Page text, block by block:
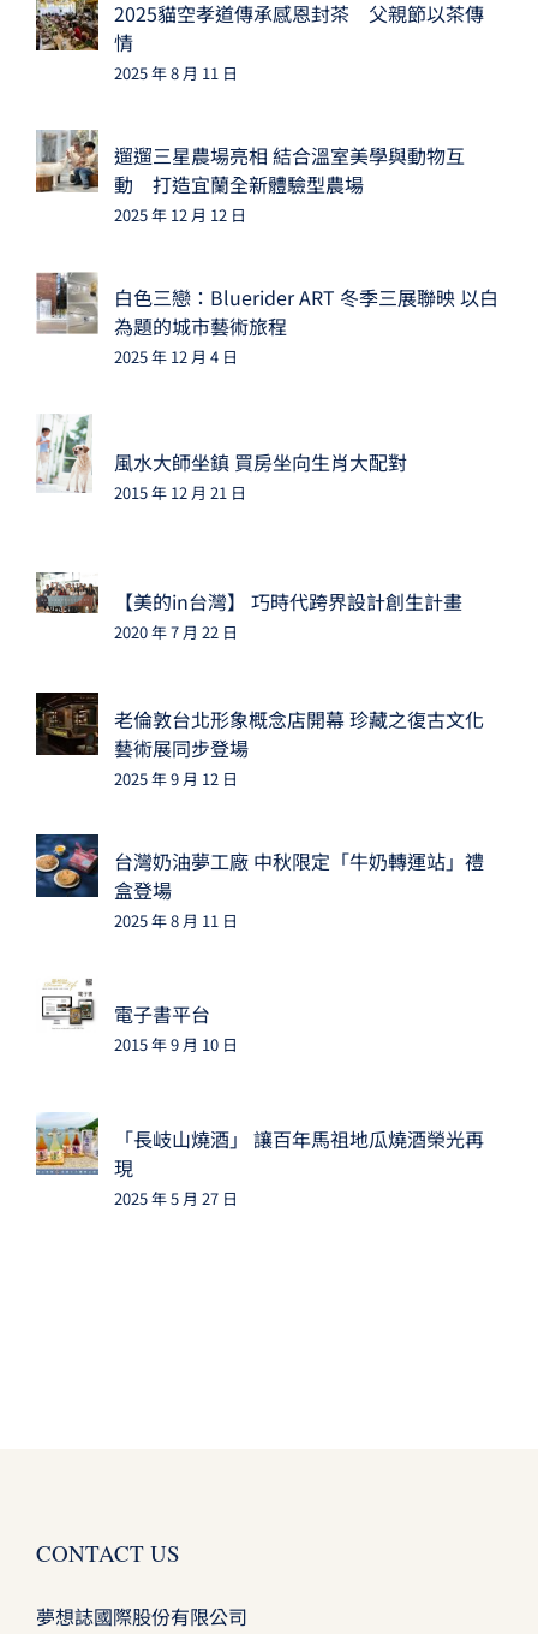
2025貓空孝道傳承感恩封茶 父親節以茶傳
情
2025 年 8 月 11 日
遛遛三星農場亮相 結合溫室美學與動物互
動 打造宜蘭全新體驗型農場
2025 年 12 月 12 日
白色三戀：Bluerider ART 冬季三展聯映 以白
為題的城市藝術旅程
2025 年 12 月 4 日
風水大師坐鎮 買房坐向生肖大配對
2015 年 12 月 21 日
【美的in台灣】 巧時代跨界設計創生計畫
2020 年 7 月 22 日
老倫敦台北形象概念店開幕 珍藏之復古文化
藝術展同步登場
2025 年 9 月 12 日
台灣奶油夢工廠 中秋限定「牛奶轉運站」禮
盒登場
2025 年 8 月 11 日
電子書平台
2015 年 9 月 10 日
「長岐山燒酒」 讓百年馬祖地瓜燒酒榮光再
現
2025 年 5 月 27 日
CONTACT US
夢想誌國際股份有限公司